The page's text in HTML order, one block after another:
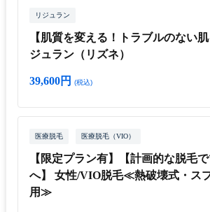
リジュラン
【肌質を変える！トラブルのない
ジュラン（リズネ）
39,600円 (税込)
医療脱毛 医療脱毛（VIO）
【限定プラン有】【計画的な脱毛
へ】 女性/VIO脱毛≪熱破壊式・ス
用≫